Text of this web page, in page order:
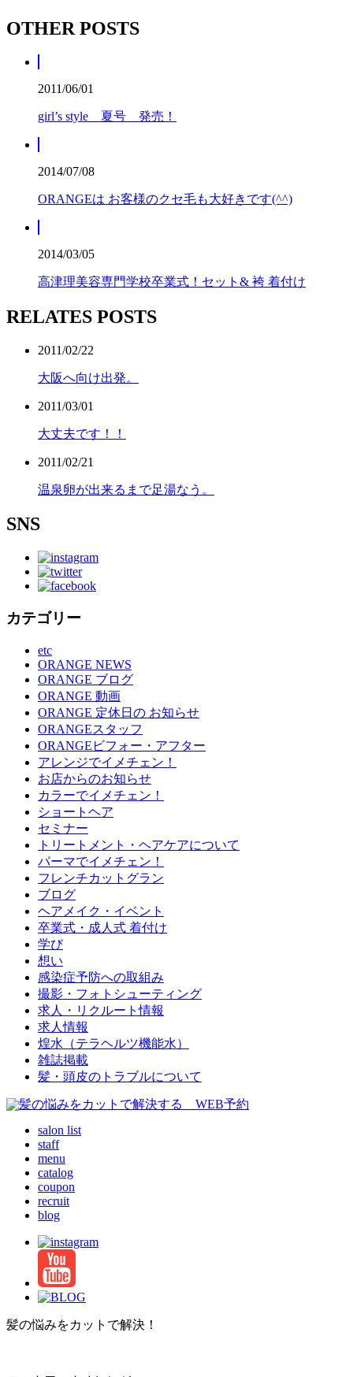
OTHER POSTS
2011/06/01
girl’s style 夏号 発売！
2014/07/08
ORANGEは お客様のクセ毛も大好きです(^^)
2014/03/05
高津理美容専門学校卒業式！セット& 袴 着付け
RELATES POSTS
2011/02/22
大阪へ向け出発。
2011/03/01
大丈夫です！！
2011/02/21
温泉卵が出来るまで足湯なう。
SNS
カテゴリー
etc
ORANGE NEWS
ORANGE ブログ
ORANGE 動画
ORANGE 定休日の お知らせ
ORANGEスタッフ
ORANGEビフォー・アフター
アレンジでイメチェン！
お店からのお知らせ
カラーでイメチェン！
ショートヘア
セミナー
トリートメント・ヘアケアについて
パーマでイメチェン！
フレンチカットグラン
ブログ
ヘアメイク・イベント
卒業式・成人式 着付け
学び
想い
感染症予防への取組み
撮影・フォトシューティング
求人・リクルート情報
求人情報
煌水（テラヘルツ機能水）
雑誌掲載
髪・頭皮のトラブルについて
salon list
staff
menu
catalog
coupon
recruit
blog
髪の悩みをカットで解決！